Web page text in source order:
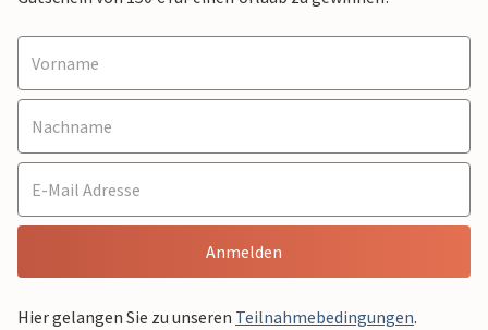
Anmelden
Hier gelangen Sie zu unseren Teilnahmebedingungen.